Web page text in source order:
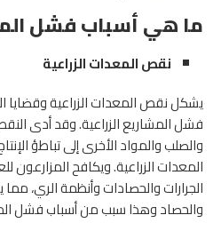
ما هي أسباب فشل
نقص المعدات الزراعية
يشكل نقص المعدات الزراعية وقضايا
فشل المشاريع الزراعية. وقد أدى
والصلب والمواد الأخرى إلى تباطؤ
المعدات الزراعية. ويكافح المزارعون
الجرارات والحصادات وأنظمة الري، مما
والحصاد وهذا سبب من أسباب فشل